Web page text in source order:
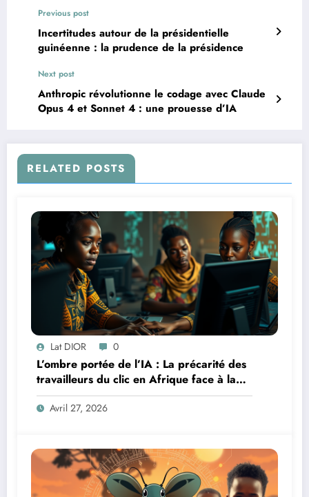
Previous post
Incertitudes autour de la présidentielle
guinéenne : la prudence de la présidence
Next post
Anthropic révolutionne le codage avec Claude
Opus 4 et Sonnet 4 : une prouesse d’IA
RELATED POSTS
Lat DIOR 0
L’ombre portée de l’IA : La précarité des
travailleurs du clic en Afrique face à la
révolution numérique
Avril 27, 2026